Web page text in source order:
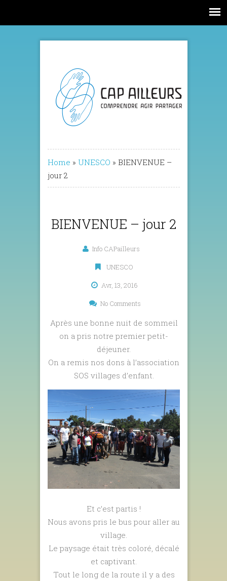
Home » UNESCO » BIENVENUE –
jour 2
BIENVENUE – jour 2
Info CAPailleurs
UNESCO
Avr, 13, 2016
No Comments
Après une bonne nuit de sommeil
on a pris notre premier petit-
déjeuner.
On a remis nos dons à l’association
SOS villages d’enfant.
Et c’est partis !
Nous avons pris le bus pour aller au
village.
Le paysage était très coloré, décalé
et captivant.
Tout le long de la route il y a des